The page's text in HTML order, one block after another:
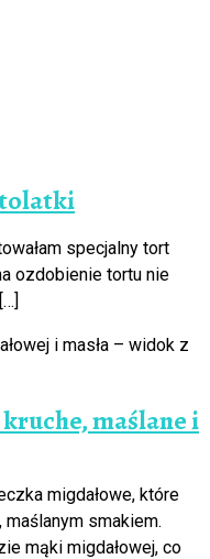
specjalny tort
ozdobienie tortu nie
maślane i
migdałowe, które
smakiem.
mąki migdałowej, co